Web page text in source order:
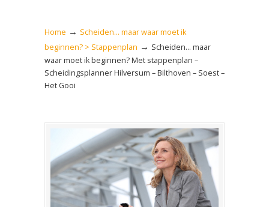
Home → Scheiden… maar waar moet ik
beginnen? > Stappenplan → Scheiden… maar
waar moet ik beginnen? Met stappenplan –
Scheidingsplanner Hilversum – Bilthoven – Soest –
Het Gooi